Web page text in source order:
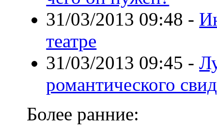
31/03/2013 09:48 -
театре
31/03/2013 09:45 -
романтического
Более ранние: